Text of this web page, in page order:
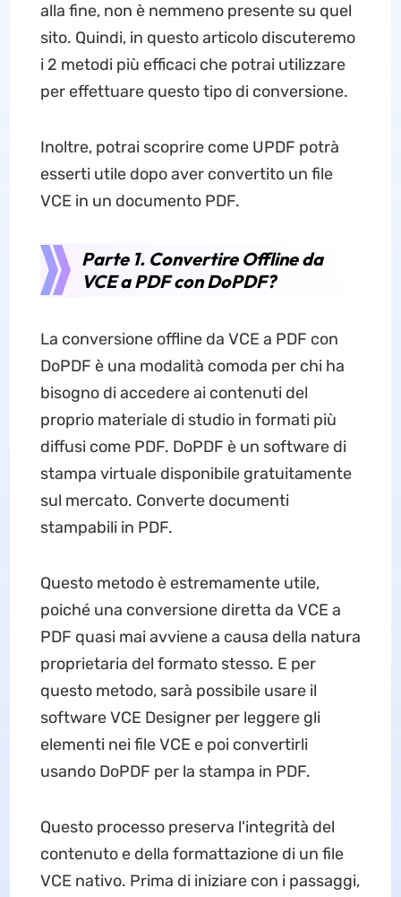
alla fine, non è nemmeno presente su quel
sito. Quindi, in questo articolo discuteremo
i 2 metodi più efficaci che potrai utilizzare
per effettuare questo tipo di conversione.
Inoltre, potrai scoprire come UPDF potrà
esserti utile dopo aver convertito un file
VCE in un documento PDF.
Parte 1. Convertire Offline da
VCE a PDF con DoPDF?
La conversione offline da VCE a PDF con
DoPDF è una modalità comoda per chi ha
bisogno di accedere ai contenuti del
proprio materiale di studio in formati più
diffusi come PDF. DoPDF è un software di
stampa virtuale disponibile gratuitamente
sul mercato. Converte documenti
stampabili in PDF.
Questo metodo è estremamente utile,
poiché una conversione diretta da VCE a
PDF quasi mai avviene a causa della natura
proprietaria del formato stesso. E per
questo metodo, sarà possibile usare il
software VCE Designer per leggere gli
elementi nei file VCE e poi convertirli
usando DoPDF per la stampa in PDF.
Questo processo preserva l'integrità del
contenuto e della formattazione di un file
VCE nativo. Prima di iniziare con i passaggi,